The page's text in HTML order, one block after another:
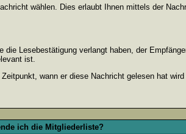
wählen. Dies erlaubt Ihnen mittels der
Lesebestätigung verlangt haben, der
ist.
wann er diese Nachricht gelesen hat
ich die Mitgliederliste?